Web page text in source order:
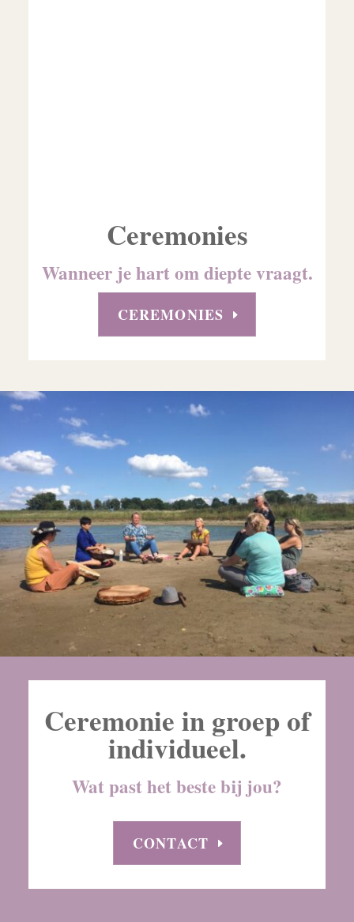
Ceremonies
Wanneer je hart om diepte vraagt.
CEREMONIES
Ceremonie in groep of
individueel.
Wat past het beste bij jou?
CONTACT